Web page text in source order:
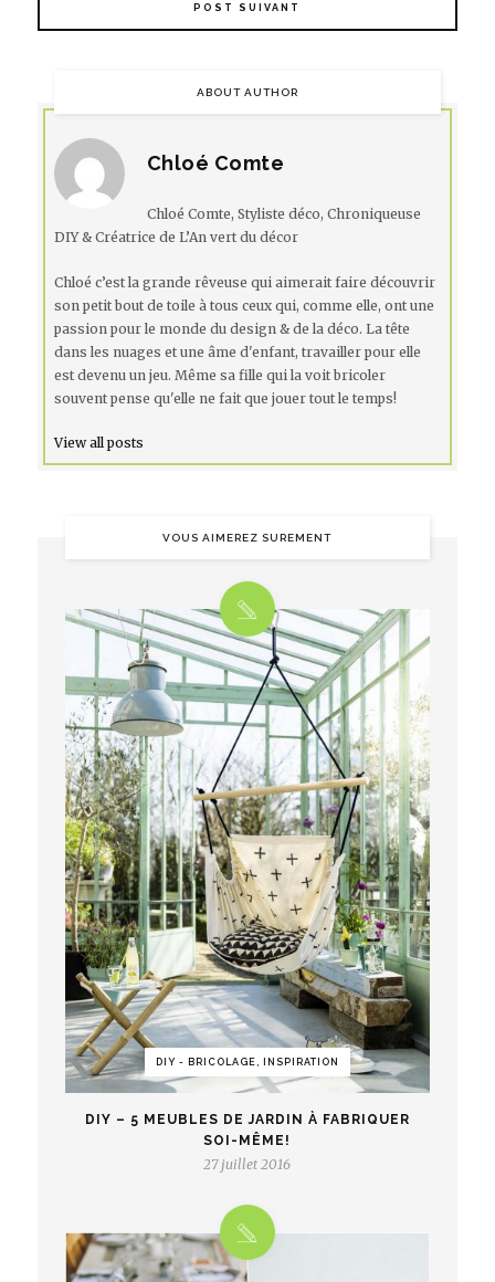
POST SUIVANT
ABOUT AUTHOR
Chloé Comte
Chloé Comte, Styliste déco, Chroniqueuse
DIY & Créatrice de L’An vert du décor
Chloé c’est la grande rêveuse qui aimerait faire découvrir
son petit bout de toile à tous ceux qui, comme elle, ont une
passion pour le monde du design & de la déco. La tête
dans les nuages et une âme d'enfant, travailler pour elle
est devenu un jeu. Même sa fille qui la voit bricoler
souvent pense qu'elle ne fait que jouer tout le temps!
View all posts
VOUS AIMEREZ SUREMENT
DIY - BRICOLAGE, INSPIRATION
DIY – 5 MEUBLES DE JARDIN À FABRIQUER
SOI-MÊME!
27 juillet 2016